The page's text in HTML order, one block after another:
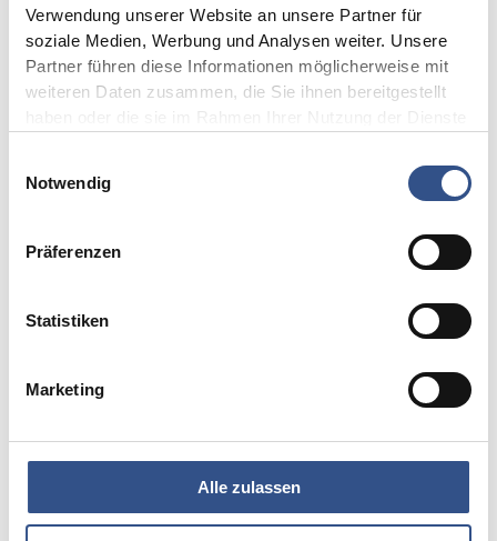
Verwendung unserer Website an unsere Partner für
soziale Medien, Werbung und Analysen weiter. Unsere
Partner führen diese Informationen möglicherweise mit
weiteren Daten zusammen, die Sie ihnen bereitgestellt
Notwendig
Präferenzen
Statistiken
Marketing
Alle zulassen
Schutzrohre mit metallischer Fixierung, keramische
Isolierelemente in Ofenanlagen, gasdichte
Durchführungen für Reaktoren, keramische
Vorteile von Keramik-
Metallverbindungen
Hermetische Dichtigkeit
mechanischer Belastbarkeit
Hohe Verschleißbeständigkeit
Hohe Korrosionsbeständigkeit